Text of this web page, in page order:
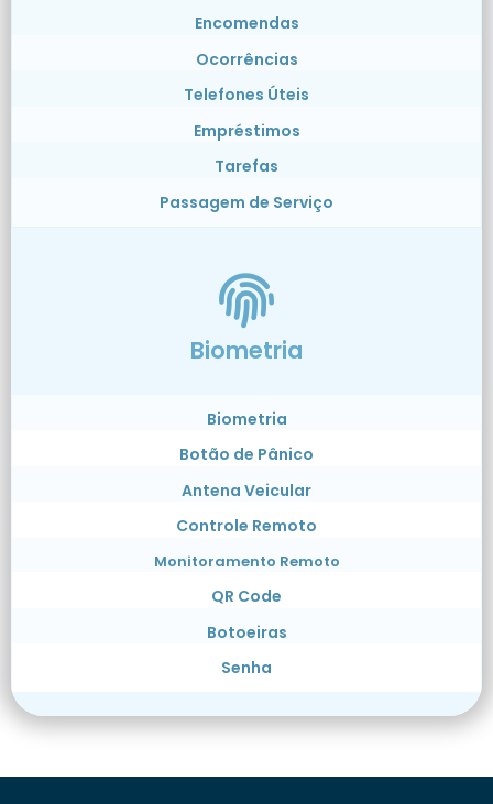
Encomendas
Ocorrências
Telefones Úteis
Empréstimos
Tarefas
Passagem de Serviço
Biometria
Biometria
Botão de Pânico
Antena Veicular
Controle Remoto
Monitoramento Remoto
QR Code
Botoeiras
Senha